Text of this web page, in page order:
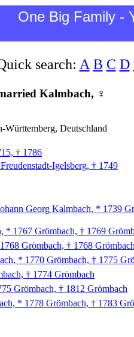
One Big Family -
search: A B C D
Kalmbach, ♀
Württemberg, Deutschland
† 1786
Igelsberg, † 1749
Georg Kalmbach, * 1739
* 1767 Grömbach, † 1769
Grömbach, † 1768 Grömbach
* 1770 Grömbach, † 1775
† 1774 Grömbach
Grömbach, † 1812 Grömbach
* 1778 Grömbach, † 1783